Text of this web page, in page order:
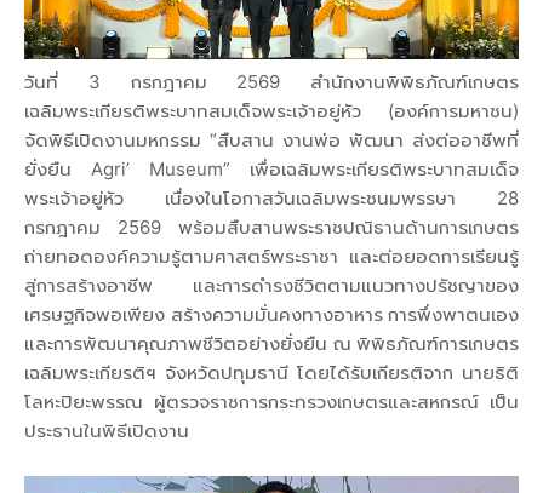
วันที่ 3 กรกฎาคม 2569 สำนักงานพิพิธภัณฑ์เกษตร
เฉลิมพระเกียรติพระบาทสมเด็จพระเจ้าอยู่หัว (องค์การมหาชน)
จัดพิธีเปิดงานมหกรรม “สืบสาน งานพ่อ พัฒนา ส่งต่ออาชีพที่
ยั่งยืน Agri’ Museum” เพื่อเฉลิมพระเกียรติพระบาทสมเด็จ
พระเจ้าอยู่หัว เนื่องในโอกาสวันเฉลิมพระชนมพรรษา 28
กรกฎาคม 2569 พร้อมสืบสานพระราชปณิธานด้านการเกษตร
ถ่ายทอดองค์ความรู้ตามศาสตร์พระราชา และต่อยอดการเรียนรู้
สู่การสร้างอาชีพ และการดำรงชีวิตตามแนวทางปรัชญาของ
เศรษฐกิจพอเพียง สร้างความมั่นคงทางอาหาร การพึ่งพาตนเอง
และการพัฒนาคุณภาพชีวิตอย่างยั่งยืน ณ พิพิธภัณฑ์การเกษตร
เฉลิมพระเกียรติฯ จังหวัดปทุมธานี โดยได้รับเกียรติจาก นายธิติ
โลหะปิยะพรรณ ผู้ตรวจราชการกระทรวงเกษตรและสหกรณ์ เป็น
ประธานในพิธีเปิดงาน